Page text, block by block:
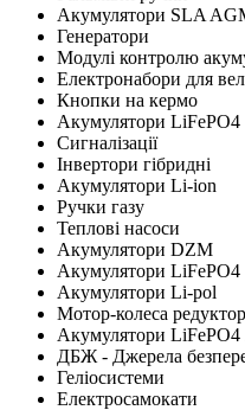
Акумулятори SLA
Генератори
Модулі контролю
Електронабори для
Кнопки на кермо
Акумулятори LiFePO4
Сигналізації
Інвертори гібридні
Акумулятори Li-ion
Ручки газу
Теплові насоси
Акумулятори DZM
Акумулятори
Акумулятори Li-pol
Мотор-колеса
Акумулятори
ДБЖ - Джерела
Геліосистеми
Електросамокати